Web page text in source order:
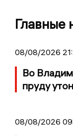
Главные
08/08/2026
Во
пруду
08/08/2026